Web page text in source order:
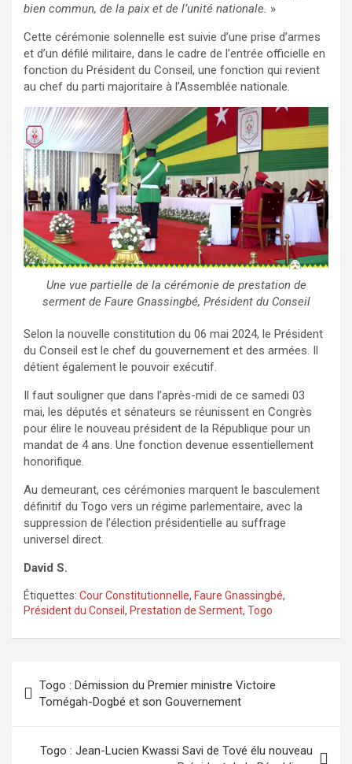
bien commun, de la paix et de l’unité nationale. »
Cette cérémonie solennelle est suivie d’une prise d’armes
et d’un défilé militaire, dans le cadre de l’entrée officielle en
fonction du Président du Conseil, une fonction qui revient
au chef du parti majoritaire à l’Assemblée nationale.
Une vue partielle de la cérémonie de prestation de
serment de Faure Gnassingbé, Président du Conseil
Selon la nouvelle constitution du 06 mai 2024, le Président
du Conseil est le chef du gouvernement et des armées. Il
détient également le pouvoir exécutif.
Il faut souligner que dans l’après-midi de ce samedi 03
mai, les députés et sénateurs se réunissent en Congrès
pour élire le nouveau président de la République pour un
mandat de 4 ans. Une fonction devenue essentiellement
honorifique.
Au demeurant, ces cérémonies marquent le basculement
définitif du Togo vers un régime parlementaire, avec la
suppression de l’élection présidentielle au suffrage
universel direct.
David S.
Étiquettes: Cour Constitutionnelle, Faure Gnassingbé,
Président du Conseil , Prestation de Serment, Togo
de
l’article
Togo : Démission du Premier ministre Victoire
Tomégah-Dogbé et son Gouvernement
Togo : Jean-Lucien Kwassi Savi de Tové élu nouveau